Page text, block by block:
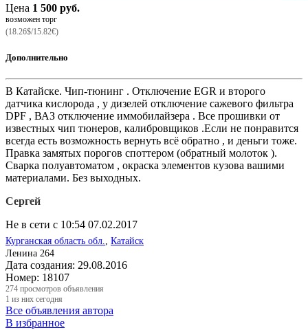
Цена 1 500 руб.
возможен торг
(18.26$/15.82€)
Дополнительно
В Катайске. Чип-тюнинг . Отключение EGR и второго
датчика кислорода , у дизелей отключение сажевого фильтра
DPF , ВАЗ отключение иммобилайзера . Все прошивки от
известных чип тюнеров, калибровщиков .Если не понравится
всегда есть возможность вернуть всё обратно , и деньги тоже.
Правка замятых порогов споттером (обратный молоток ).
Сварка полуавтоматом , окраска элементов кузова вашими
материалами. Без выходных.
Сергей
Не в сети с 10:54 07.02.2017
Курганская область обл., Катайск
Ленина 264
Дата создания: 29.08.2016
Номер: 18107
274 просмотров объявления
1 из них сегодня
Все объявления автора
В избранное